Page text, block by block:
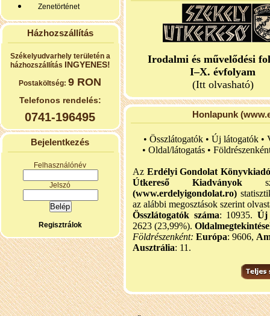
Zenetörténet
Házhozszállítás
Székelyudvarhely területén a
házhozszállítás INGYENES!
Postaköltség:9 RON
Telefonos rendelés:
0741-196495
Bejelentkezés
Felhasználónév
Jelszó
Regisztrálok
Irodalmi és művelődési
I–X. évfolyam
(Itt olvasható)
Honlapunk
• Összlátogatók • Új látogatók •
• Oldal/látogatás •
Az Erdélyi Gondolat
Útkereső Kiadványok
(www.erdelyigondolat.ro)
az alábbi megosztások szerint
Összlátogatók száma: 10935. Új
2623 (23,99%).
Földrészenként: Európa: 9606,
Ausztrália: 11.